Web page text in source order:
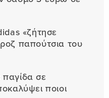
«ζήτησε
παπούτσια του
σε
ποιοι